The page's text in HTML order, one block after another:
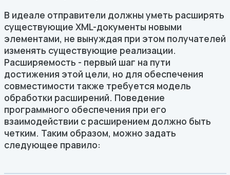
В идеале отправители должны уметь расширять
существующие XML-документы новыми
элементами, не вынуждая при этом получателей
изменять существующие реализации.
Расширяемость - первый шаг на пути
достижения этой цели, но для обеспечения
совместимости также требуется модель
обработки расширений. Поведение
программного обеспечения при его
взаимодействии с расширением должно быть
четким. Таким образом, можно задать
следующее правило: